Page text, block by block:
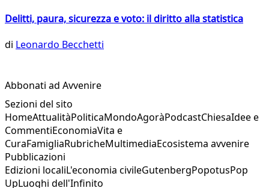
Delitti, paura, sicurezza e voto: il diritto alla statistica
di Leonardo Becchetti
Abbonati ad Avvenire
Sezioni del sito
HomeAttualitàPoliticaMondoAgoràPodcastChiesaIdee e
CommentiEconomiaVita e
CuraFamigliaRubricheMultimediaEcosistema avvenire
Pubblicazioni
Edizioni localiL'economia civileGutenbergPopotusPop
UpLuoghi dell'Infinito